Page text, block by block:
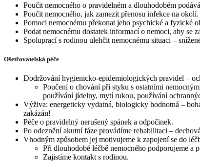
Poučit nemocného o pravidelném a dlouhodobém
Poučit nemocného, jak zamezit přenosu infekce na okolí.
Pomoci nemocnému překonat jeho psychické a fyzické
Podat nemocnému dostatek informací o nemoci, aby se
Spoluprací s rodinou ulehčit nemocnému situaci –
Ošetřovatelská péče
Dodržování hygienicko-epidemiologických pravidel –
Poučení o chování při styku s ostatními
používání jídelny, mytí rukou, používání
Výživa: energeticky vydatná, biologicky hodnotná –
zakázán!
Péče o pravidelný nerušený spánek a odpočinek.
Po odeznění akutní fáze provádíme rehabilitaci –
Vhodným způsobem jej motivujeme k zapojení se do
Při dlouhodobé léčbě nemocného podporujeme a
Zajistíme kontakt s rodinou.